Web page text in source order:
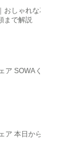
しゃれな花
まで解説
ア SOWAく
ア 本日から